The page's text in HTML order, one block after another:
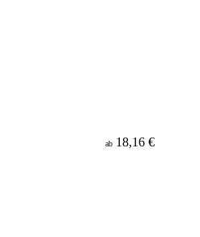
ab 18,16 €